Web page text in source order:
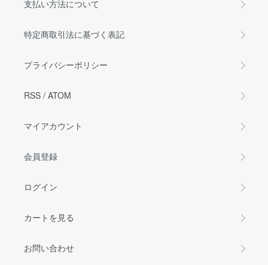
支払い方法について
特定商取引法に基づく表記
プライバシーポリシー
RSS / ATOM
マイアカウント
会員登録
ログイン
カートを見る
お問い合わせ